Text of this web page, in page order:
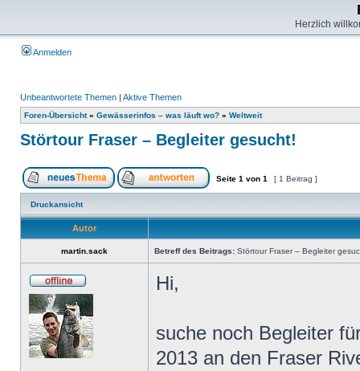
Herzlich
Anmelden
Unbeantwortete Themen | Aktive Themen
Foren-Übersicht» Gewässerinfos – was läuft wo? » Weltweit
Störtour Fraser – Begleiter gesucht!
Seite 1 von 1 [ 1 Beitrag ]
Druckansicht
Autor
martin.sack Betreff des Beitrags: Störtour Fraser – Begleiter
Hi,
suche noch Begleiter
2013 an den Fraser